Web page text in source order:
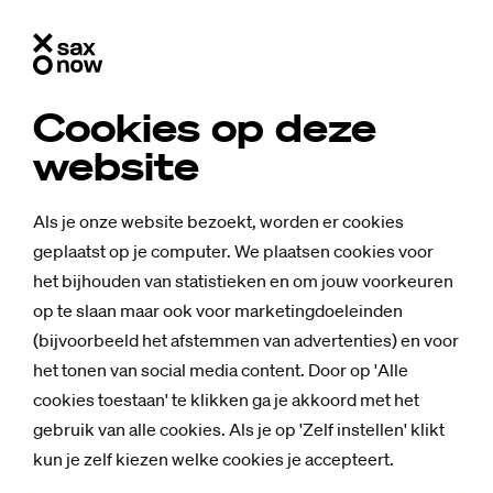
Cookies op deze
website
Als je onze website bezoekt, worden er cookies
geplaatst op je computer. We plaatsen cookies voor
het bijhouden van statistieken en om jouw voorkeuren
op te slaan maar ook voor marketingdoeleinden
(bijvoorbeeld het afstemmen van advertenties) en voor
het tonen van social media content. Door op 'Alle
cookies toestaan' te klikken ga je akkoord met het
gebruik van alle cookies. Als je op 'Zelf instellen' klikt
kun je zelf kiezen welke cookies je accepteert.
Nieuws